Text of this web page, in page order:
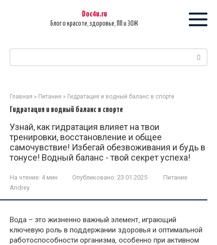
Doc4u.ru
Блог о красоте, здоровье, ПП и ЗОЖ
Главная » Питание » Гидратация и водный баланс в спорте
Гидратация и водный баланс в спорте
Узнай, как гидратация влияет на твои
тренировки, восстановление и общее
самочувствие! Избегай обезвоживания и будь в
тонусе! Водный баланс - твой секрет успеха!
На чтение: 4 мин Опубликовано: 23.01.2025
Питание
Andrey
Вода – это жизненно важный элемент‚ играющий
ключевую роль в поддержании здоровья и оптимальной
работоспособности организма‚ особенно при активном